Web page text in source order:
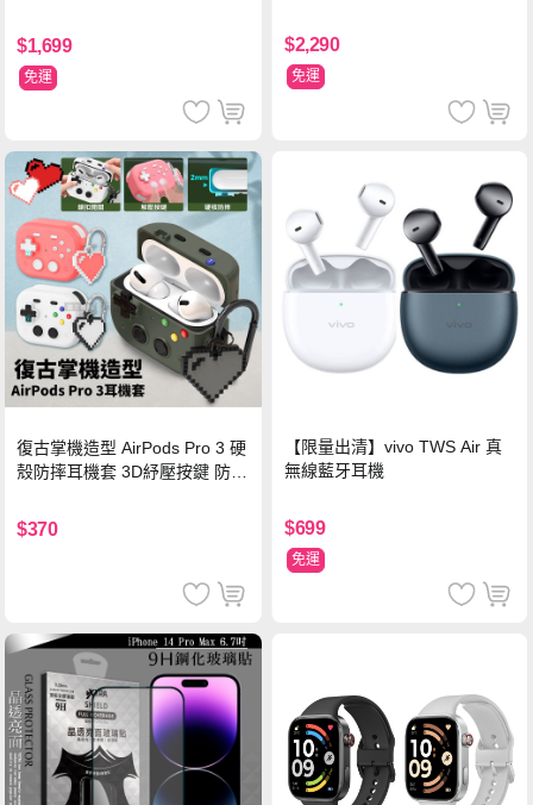
色
$1,699
免運
$2,290
免運
復古掌機造型 AirPods Pro 3 硬
殼防摔耳機套 3D紓壓按鍵 防開
$370
【限量出清】vivo TWS Air 真
無線藍牙耳機
$699
免運